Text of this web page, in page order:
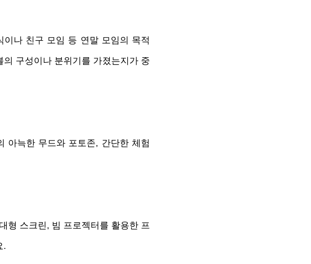
나 친구 모임 등 연말 모임의 목적
구성이나 분위기를 가졌는지가 중
아늑한 무드와 포토존, 간단한 체험
형 스크린, 빔 프로젝터를 활용한 프
.